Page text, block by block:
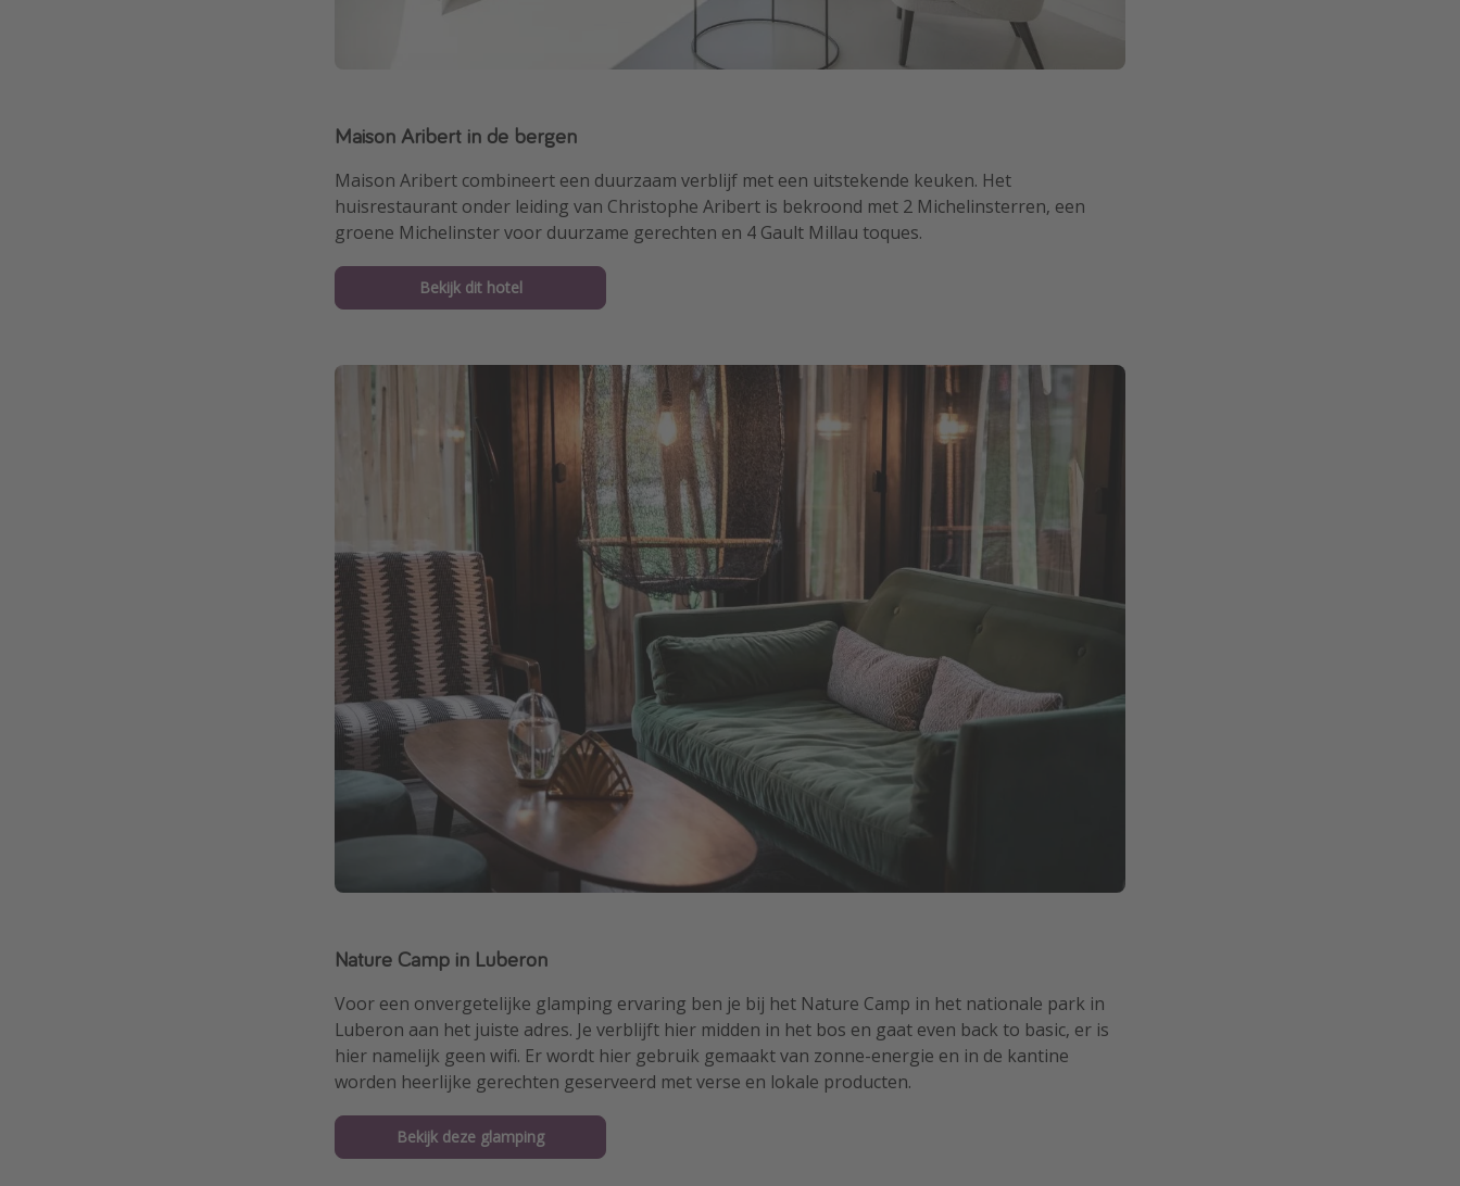
Maison Aribert in de bergen
Maison Aribert combineert een duurzaam verblijf met een uitstekende keuken. Het
huisrestaurant onder leiding van Christophe Aribert is bekroond met 2 Michelinsterren, een
groene Michelinster voor duurzame gerechten en 4 Gault Millau toques.
Bekijk dit hotel
Nature Camp in Luberon
Voor een onvergetelijke glamping ervaring ben je bij het Nature Camp in het nationale park in
Luberon aan het juiste adres. Je verblijft hier midden in het bos en gaat even back to basic, er is
hier namelijk geen wifi. Er wordt hier gebruik gemaakt van zonne-energie en in de kantine
worden heerlijke gerechten geserveerd met verse en lokale producten.
Bekijk deze glamping